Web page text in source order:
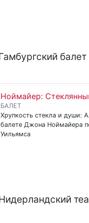
балет
Ноймайер:
БАЛЕТ
Хрупкость стекла и души:
балете Джона Ноймайера
Уильямса